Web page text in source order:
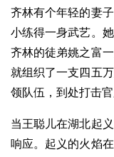
齐林有个年轻的妻
小练得一身武艺。
齐林的徒弟姚之富
就组织了一支四五
领队伍，到处打击
当王聪儿在湖北起
响应。起义的火焰